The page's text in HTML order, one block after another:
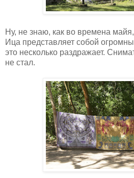
Ну, не знаю, как во времена
Ица представляет собой
это несколько раздражает.
не стал.